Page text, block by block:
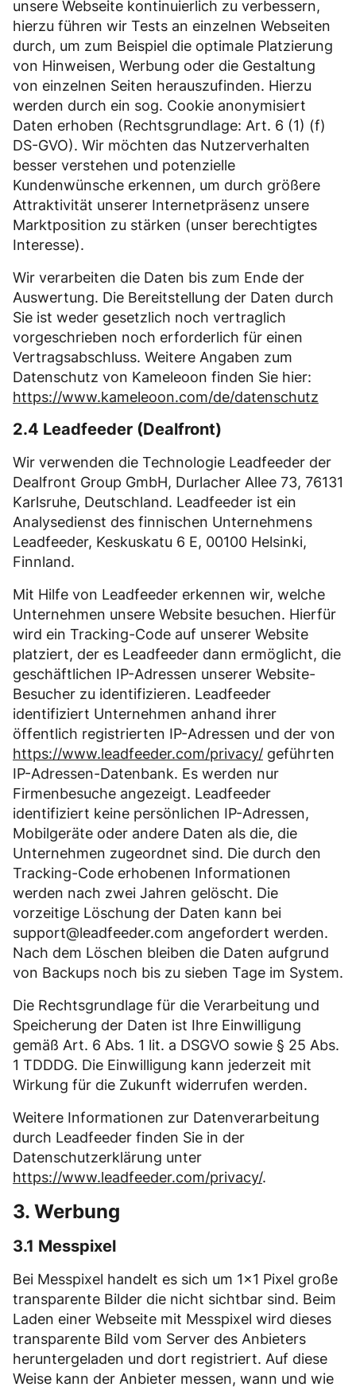
unsere Webseite kontinuierlich zu verbessern,
hierzu führen wir Tests an einzelnen Webseiten
durch, um zum Beispiel die optimale Platzierung
von Hinweisen, Werbung oder die Gestaltung
von einzelnen Seiten herauszufinden. Hierzu
werden durch ein sog. Cookie anonymisiert
Daten erhoben (Rechtsgrundlage: Art. 6 (1) (f)
DS-GVO). Wir möchten das Nutzerverhalten
besser verstehen und potenzielle
Kundenwünsche erkennen, um durch größere
Attraktivität unserer Internetpräsenz unsere
Marktposition zu stärken (unser berechtigtes
Interesse).
Wir verarbeiten die Daten bis zum Ende der
Auswertung. Die Bereitstellung der Daten durch
Sie ist weder gesetzlich noch vertraglich
vorgeschrieben noch erforderlich für einen
Vertragsabschluss. Weitere Angaben zum
Datenschutz von Kameleoon finden Sie hier:
https://www.kameleoon.com/de/datenschutz
2.4 Leadfeeder (Dealfront)
Wir verwenden die Technologie Leadfeeder der
Dealfront Group GmbH, Durlacher Allee 73, 76131
Karlsruhe, Deutschland. Leadfeeder ist ein
Analysedienst des finnischen Unternehmens
Leadfeeder, Keskuskatu 6 E, 00100 Helsinki,
Finnland.
Mit Hilfe von Leadfeeder erkennen wir, welche
Unternehmen unsere Website besuchen. Hierfür
wird ein Tracking-Code auf unserer Website
platziert, der es Leadfeeder dann ermöglicht, die
geschäftlichen IP-Adressen unserer Website-
Besucher zu identifizieren. Leadfeeder
identifiziert Unternehmen anhand ihrer
öffentlich registrierten IP-Adressen und der von
https://www.leadfeeder.com/privacy/ geführten
IP-Adressen-Datenbank. Es werden nur
Firmenbesuche angezeigt. Leadfeeder
identifiziert keine persönlichen IP-Adressen,
Mobilgeräte oder andere Daten als die, die
Unternehmen zugeordnet sind. Die durch den
Tracking-Code erhobenen Informationen
werden nach zwei Jahren gelöscht. Die
vorzeitige Löschung der Daten kann bei
support@leadfeeder.com angefordert werden.
Nach dem Löschen bleiben die Daten aufgrund
von Backups noch bis zu sieben Tage im System.
Die Rechtsgrundlage für die Verarbeitung und
Speicherung der Daten ist Ihre Einwilligung
gemäß Art. 6 Abs. 1 lit. a DSGVO sowie § 25 Abs.
1 TDDDG. Die Einwilligung kann jederzeit mit
Wirkung für die Zukunft widerrufen werden.
Weitere Informationen zur Datenverarbeitung
durch Leadfeeder finden Sie in der
Datenschutzerklärung unter
https://www.leadfeeder.com/privacy/.
3. Werbung
3.1 Messpixel
Bei Messpixel handelt es sich um 1×1 Pixel große
transparente Bilder die nicht sichtbar sind. Beim
Laden einer Webseite mit Messpixel wird dieses
transparente Bild vom Server des Anbieters
heruntergeladen und dort registriert. Auf diese
Weise kann der Anbieter messen, wann und wie